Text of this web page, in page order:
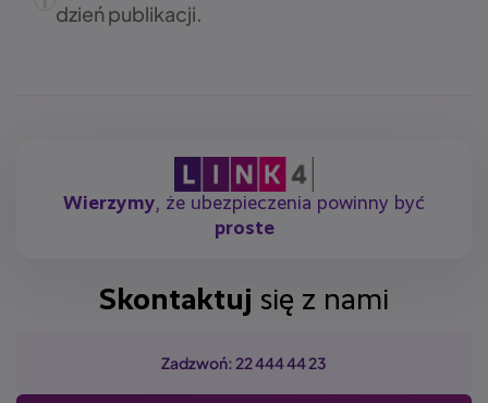
dzień publikacji.
Wierzymy, że ubezpieczenia powinny być
proste
Skontaktuj się z nami
Zadzwoń: 22 444 44 23